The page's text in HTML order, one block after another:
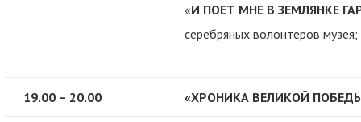
«И ПОЕТ МНЕ В ЗЕМЛЯНКЕ
серебряных волонтеров музея;
19.00 – 20.00 «ХРОНИКА ВЕЛИКОЙ